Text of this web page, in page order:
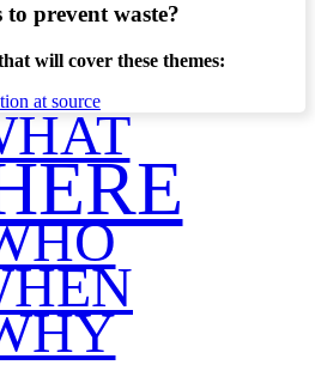
to prevent waste?
will cover these themes:
at source